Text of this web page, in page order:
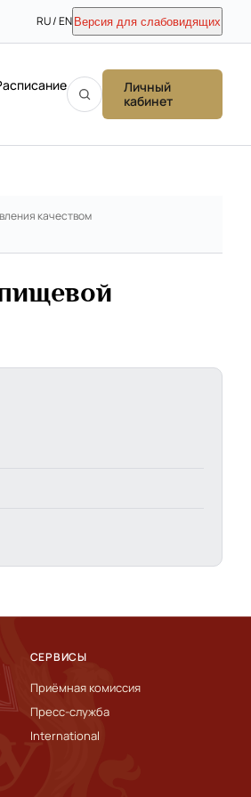
RU / EN Версия для слабовидящих
Личный
кабинет
качеством
СЕРВИСЫ
Приёмная комиссия
Пресс-служба
International